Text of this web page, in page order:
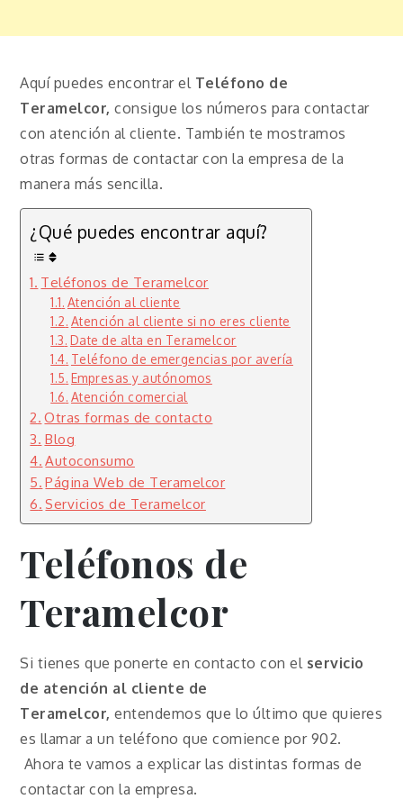
Aquí puedes encontrar el Teléfono de
Teramelcor,consigue los números para contactar
con atención al cliente. También te mostramos
otras formas de contactar con la empresa de la
manera más sencilla.
¿Qué puedes encontrar aquí?
Teléfonos de Teramelcor
Atención al cliente
Atención al cliente si no eres cliente
Date de alta en Teramelcor
Teléfono de emergencias por avería
Empresas y autónomos
Atención comercial
Otras formas de contacto
Blog
Autoconsumo
Página Web de Teramelcor
Servicios de Teramelcor
Teléfonos de
Teramelcor
Si tienes que ponerte en contacto con el servicio
de atención al cliente de
Teramelcor, entendemos que lo último que quieres
es llamar a un teléfono que comience por 902.
Ahora te vamos a explicar las distintas formas de
contactar con la empresa.